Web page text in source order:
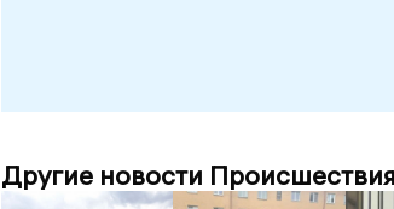
Другие новости Происшествия